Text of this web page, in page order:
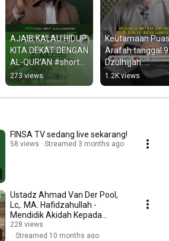
AJAIB KALAU HIDUP
KITA DEKAT DENGAN
AL-QUR'AN #shorts
#alquran
#metodeali
#sekolahfinsa
273 views
Keutamaan
Arafah tanggal 9
Dzulhijjah.
#puasaarafah
#lebaranhaji
#iduladha2025
1.2K views
FINSA TV sedang live sekarang!
58 views Streamed 3 months ago
Ustadz Ahmad Van Der Pool,
Lc,. MA. Hafidzahullah -
Mendidik Akidah Kepada
Generasi AI
228 views
Streamed 10 months ago